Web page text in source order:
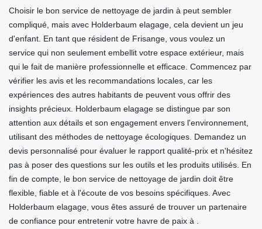
Choisir le bon service de nettoyage de jardin à peut sembler
compliqué, mais avec Holderbaum elagage, cela devient un jeu
d'enfant. En tant que résident de Frisange, vous voulez un
service qui non seulement embellit votre espace extérieur, mais
qui le fait de manière professionnelle et efficace. Commencez par
vérifier les avis et les recommandations locales, car les
expériences des autres habitants de peuvent vous offrir des
insights précieux. Holderbaum elagage se distingue par son
attention aux détails et son engagement envers l'environnement,
utilisant des méthodes de nettoyage écologiques. Demandez un
devis personnalisé pour évaluer le rapport qualité-prix et n'hésitez
pas à poser des questions sur les outils et les produits utilisés. En
fin de compte, le bon service de nettoyage de jardin doit être
flexible, fiable et à l'écoute de vos besoins spécifiques. Avec
Holderbaum elagage, vous êtes assuré de trouver un partenaire
de confiance pour entretenir votre havre de paix à .